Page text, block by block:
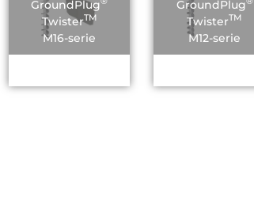
GroundPlug
TwisterTM
M16-serie
GroundPlug
TwisterTM
M12-serie